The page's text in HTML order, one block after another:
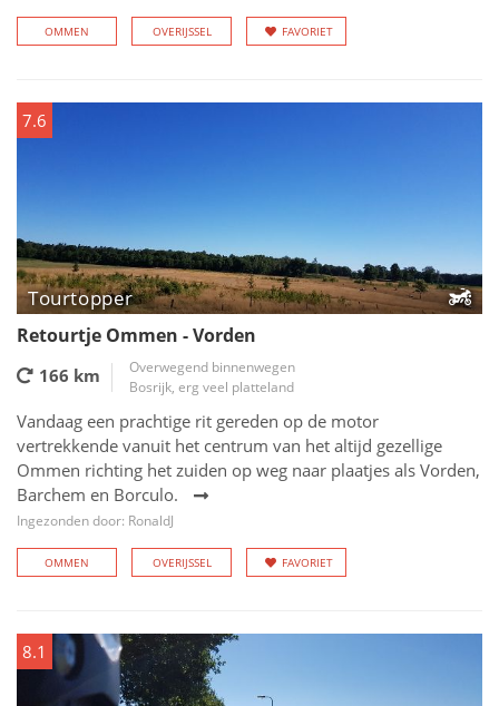
OMMEN OVERIJSSEL FAVORIET
7.6
Tourtopper
Retourtje Ommen - Vorden
166 km
Overwegend binnenwegen
Bosrijk, erg veel platteland
Vandaag een prachtige rit gereden op de motor
vertrekkende vanuit het centrum van het altijd gezellige
Ommen richting het zuiden op weg naar plaatjes als Vorden,
Barchem en Borculo.
Ingezonden door: RonaldJ
OMMEN OVERIJSSEL FAVORIET
8.1